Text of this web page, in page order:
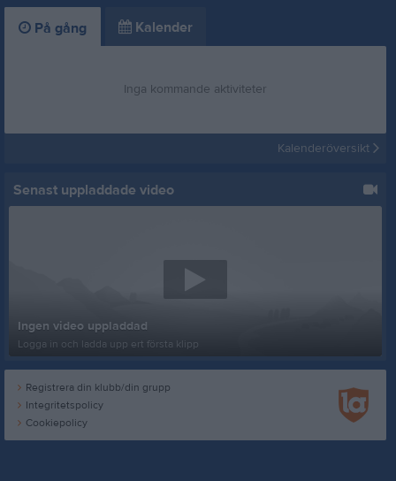
På gång Kalender
Inga kommande aktiviteter
Kalenderöversikt
Senast uppladdade video
Ingen video uppladdad
Logga in och ladda upp ert första klipp
Registrera din klubb/din grupp
Integritetspolicy
Cookiepolicy